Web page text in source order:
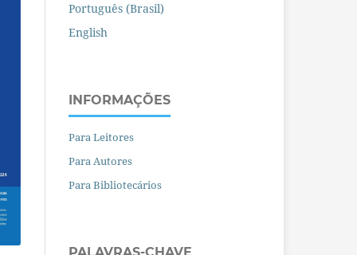
Português (Brasil)
English
INFORMAÇÕES
Para Leitores
Para Autores
Para Bibliotecários